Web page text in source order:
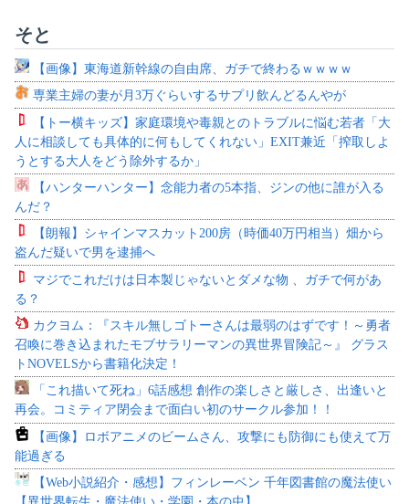
そと
【画像】東海道新幹線の自由席、ガチで終わるｗｗｗｗ
専業主婦の妻が月3万ぐらいするサプリ飲んどるんやが
【トー横キッズ】家庭環境や毒親とのトラブルに悩む若者「大
人に相談しても具体的に何もしてくれない」EXIT兼近「搾取しよ
うとする大人をどう除外するか」
【ハンターハンター】念能力者の5本指、ジンの他に誰が入る
んだ？
【朗報】シャインマスカット200房（時価40万円相当）畑から
盗んだ疑いで男を逮捕へ
マジでこれだけは日本製じゃないとダメな物 、ガチで何があ
る？
カクヨム：『スキル無しゴトーさんは最弱のはずです！～勇者
召喚に巻き込まれたモブサラリーマンの異世界冒険記～』 グラス
トNOVELSから書籍化決定！
「これ描いて死ね」6話感想 創作の楽しさと厳しさ、出逢いと
再会。コミティア閉会まで面白い初のサークル参加！！
【画像】ロボアニメのビームさん、攻撃にも防御にも使えて万
能過ぎる
【Web小説紹介・感想】フィンレーベン 千年図書館の魔法使い